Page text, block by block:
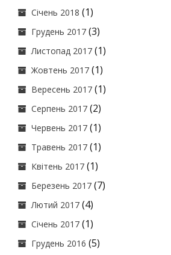
Січень 2018 (1)
Грудень 2017 (3)
Листопад 2017 (1)
Жовтень 2017 (1)
Вересень 2017 (1)
Серпень 2017 (2)
Червень 2017 (1)
Травень 2017 (1)
Квітень 2017 (1)
Березень 2017 (7)
Лютий 2017 (4)
Січень 2017 (1)
Грудень 2016 (5)